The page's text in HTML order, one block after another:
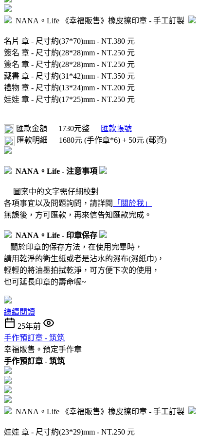
NANA。Life 《幸福販售》橡皮擦印章 - 手工訂製
名片 章 - 尺寸約(37*70)mm - NT.380 元
簽名 章 - 尺寸約(28*28)mm - NT.250 元
簽名 章 - 尺寸約(28*28)mm - NT.250 元
藏書 章 - 尺寸約(31*42)mm - NT.350 元
禮物 章 - 尺寸約(13*24)mm - NT.200 元
娃娃 章 - 尺寸約(17*25)mm - NT.250 元
匯款金額 1730元整
匯款帳號
匯款明細
1680元 (手作章*6) + 50元 (郵資)
NANA。Life - 注意事項
圖案中的文字需仔細校對
各項事宜以及問題詢問，請詳閱
「關於我」
無誤後，方可匯款，再來信告知匯款完成。
NANA。Life - 印章保存
關於印章的保存方法，在使用完畢時，
請用乾淨的衛生紙或者是沾水的濕布(濕紙巾)，
輕輕的將油墨拍拭乾淨，可方便下次的使用，
也可延長印章的壽命喔~
繼續閱讀
25年前
手作預訂章 - 筑筑
幸福販售。預定手作章
手作預訂章 - 筑筑
NANA。Life 《幸福販售》橡皮擦印章 - 手工訂製
娃娃 章 - 尺寸約(23*29)mm - NT.250 元